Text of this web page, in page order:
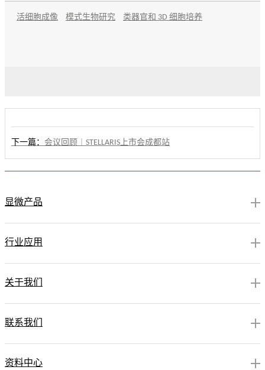
系统中，也可以作为两种系统的升级。 这样，您就可以受益于
活细胞成像 模式生物研究 类器官和 3D 细胞培养
下一篇： 会议回顾︱STELLARIS上市会成都站
显微产品
行业应用
关于我们
联系我们
资料中心